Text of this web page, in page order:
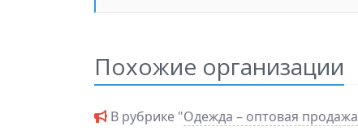
Похожие организации
В рубрике "Одежда – оптовая продажа